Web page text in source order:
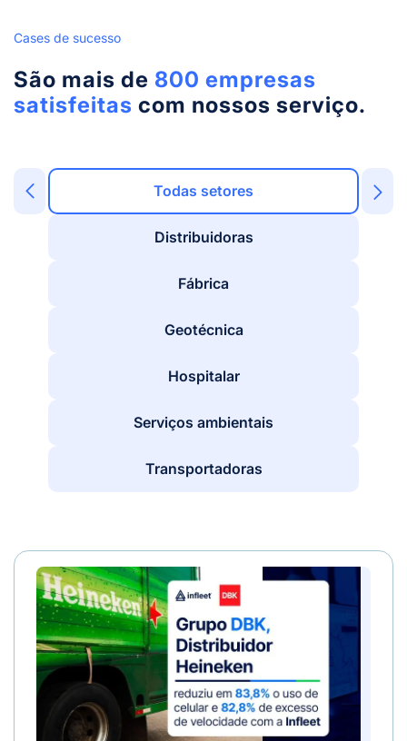
Cases de sucesso
São mais de 800 empresas
satisfeitas com nossos serviço.
Todas setores
Distribuidoras
Fábrica
Geotécnica
Hospitalar
Serviços ambientais
Transportadoras